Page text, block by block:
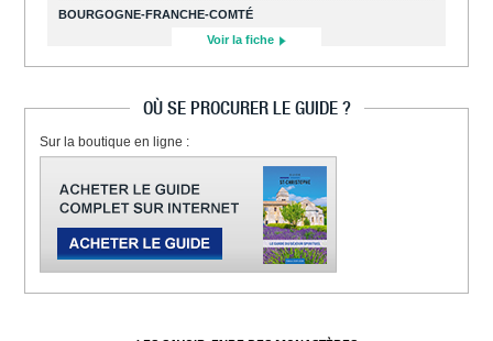
BOURGOGNE-FRANCHE-COMTÉ
Voir la fiche
OÙ SE PROCURER LE GUIDE ?
Sur la boutique en ligne :